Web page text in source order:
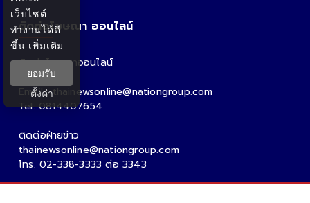
ติดต่อโฆษณา ออนไลน์
ติดต่อโฆษณาออนไลน์
คุณอ้อ
Email : thainewsonline@nationgroup.com
Tel: 0814407654
ติดต่อฝ่ายข่าว
thainewsonline@nationgroup.com
โทร. 02-338-3333 ต่อ 3343
เว็บไซต์
ทำงานได้ดี
ขึ้น เพิ่มเติม
ยอมรับ
ตั้งค่า